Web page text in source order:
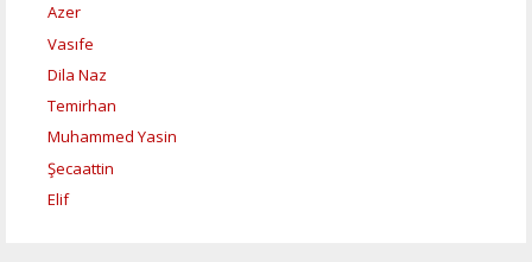
Azer
Vasıfe
Dila Naz
Temirhan
Muhammed Yasin
Şecaattin
Elif